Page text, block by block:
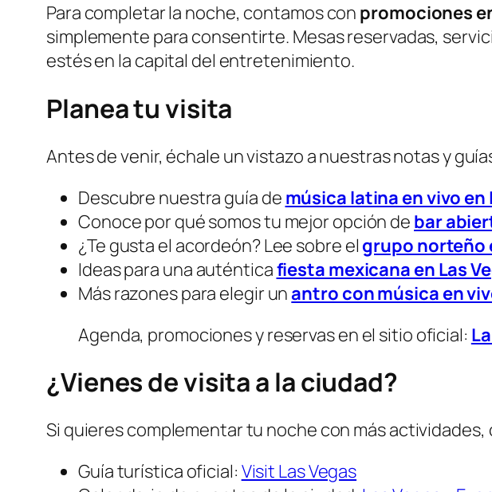
Para completar la noche, contamos con promociones
simplemente para consentirte. Mesas reservadas,
estés en la capital del entretenimiento.
Planea tu visita
Antes de venir, échale un vistazo a nuestras notas y
Descubre nuestra guía de música latina en vivo en
Conoce por qué somos tu mejor opción de bar
¿Te gusta el acordeón? Lee sobre el grupo norteño
Ideas para una auténticafiesta mexicana en Las
Más razones para elegir unantro con música en
Agenda, promociones y reservas en el sitio oficial:
¿Vienes de visita a la ciudad?
Si quieres complementar tu noche con más actividades,
Guía turística oficial: Visit Las Vegas